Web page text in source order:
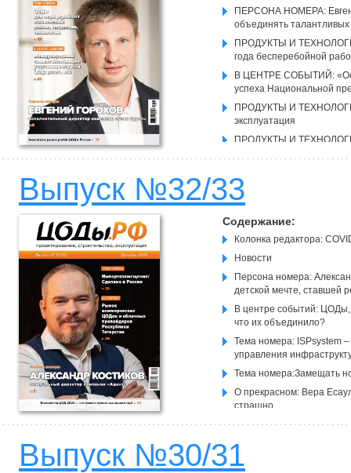
ПЕРСОНА НОМЕРА:
объединять
ПРОДУКТЫ И
года бесперебойной
В ЦЕНТРЕ СОБЫТИЙ:
успеха Национальной
ПРОДУКТЫ И
эксплуатация
ПРОДУКТЫ И
Выпуск №32/33
Содержание:
Колонка редактора:
Новости
Персона номера:
детской мечте, ставшей
В центре событий: ЦОДы,
что их объединило?
Тема номера: ISPsystem
управления
Тема номера:Замещать
О прекрасном: Вера
страшно
Выпуск №30/31